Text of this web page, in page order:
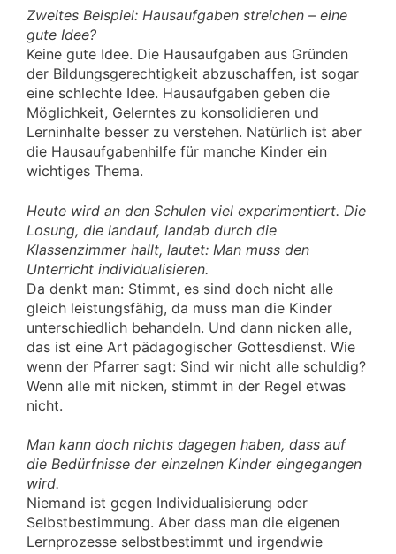
Zweites Beispiel: Hausaufgaben streichen – eine
gute Idee?
Keine gute Idee. Die Hausaufgaben aus Gründen
der Bildungsgerechtigkeit abzuschaffen, ist sogar
eine schlechte Idee. Hausaufgaben geben die
Möglichkeit, Gelerntes zu konsolidieren und
Lerninhalte besser zu verstehen. Natürlich ist aber
die Hausaufgabenhilfe für manche Kinder ein
wichtiges Thema.
Heute wird an den Schulen viel experimentiert. Die
Losung, die landauf, landab durch die
Klassenzimmer hallt, lautet: Man muss den
Unterricht individualisieren.
Da denkt man: Stimmt, es sind doch nicht alle
gleich leistungsfähig, da muss man die Kinder
unterschiedlich behandeln. Und dann nicken alle,
das ist eine Art pädagogischer Gottesdienst. Wie
wenn der Pfarrer sagt: Sind wir nicht alle schuldig?
Wenn alle mit nicken, stimmt in der Regel etwas
nicht.
Man kann doch nichts dagegen haben, dass auf
die Bedürfnisse der einzelnen Kinder eingegangen
wird.
Niemand ist gegen Individualisierung oder
Selbstbestimmung. Aber dass man die eigenen
Lernprozesse selbstbestimmt und irgendwie